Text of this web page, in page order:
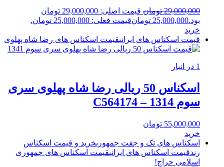
29,000,000 تومان
قیمت اصلی: 29,000,000 تومان
بود.25,000,000 تومانقیمت فعلی: 25,000,000 تومان.
خرید
قیمت اسکناس های ایرانیقیمت اسکناس های رضا شاه پهلوی
1 در انبار
اسکناس 50 ریالی رضا شاه پهلوی سری
سوم 1314 – C564174
55,000,000 تومان
خرید
اسکناس های تک و جفت جمهوریخرید و قیمت اسکناس
رندقیمت اسکناس های ایرانیقیمت اسکناس های جمهوری
اسلامی حراج!